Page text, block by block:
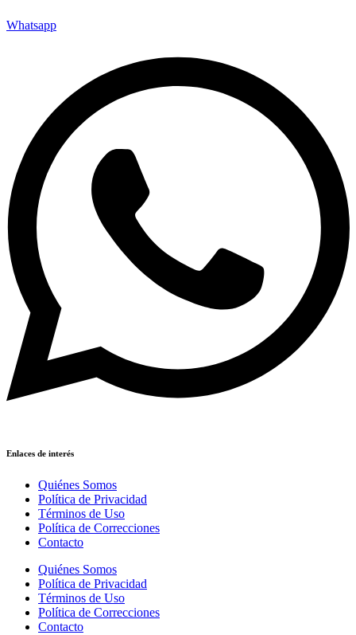
Whatsapp
Enlaces de interés
Quiénes Somos
Política de Privacidad
Términos de Uso
Política de Correcciones
Contacto
Quiénes Somos
Política de Privacidad
Términos de Uso
Política de Correcciones
Contacto